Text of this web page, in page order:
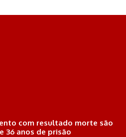
com resultado morte são
36 anos de prisão